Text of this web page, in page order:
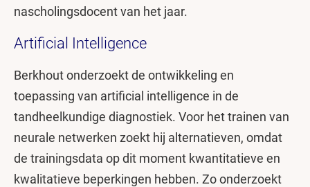
nascholingsdocent van het jaar.
Artificial Intelligence
Berkhout onderzoekt de ontwikkeling en
toepassing van artificial intelligence in de
tandheelkundige diagnostiek. Voor het trainen van
neurale netwerken zoekt hij alternatieven, omdat
de trainingsdata op dit moment kwantitatieve en
kwalitatieve beperkingen hebben. Zo onderzoekt